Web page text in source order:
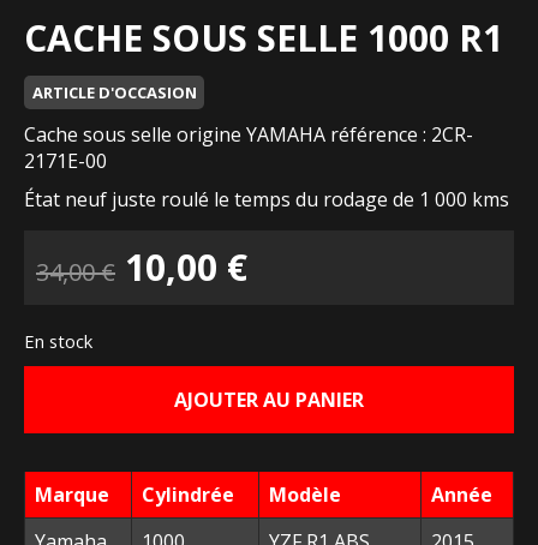
CACHE SOUS SELLE 1000 R1
ARTICLE D'OCCASION
Cache sous selle origine YAMAHA référence : 2CR-
2171E-00
État neuf juste roulé le temps du rodage de 1 000 kms
34,00€ Le
initial
était :
34,00 €.
10,00 €Le
actuel
est :
10,00 €.
En stock
AJOUTER AU PANIER
Marque Cylindrée Modèle
Année